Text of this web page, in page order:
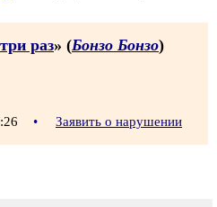
раз» (Бонзо Бонзо)
• Заявить о нарушении